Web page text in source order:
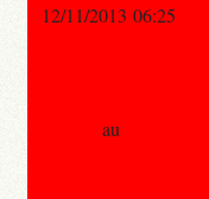
12/11/2013 06:25
au